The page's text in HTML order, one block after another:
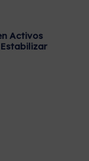
Activos